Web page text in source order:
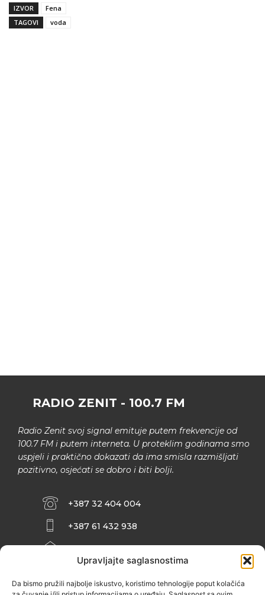
Upravljajte saglasnostima
Da bismo pružili najbolje iskustvo, koristimo tehnologije poput kolačića
IZVOR
Fena
TAGOVI
voda
RADIO ZENIT - 100.7 FM
Radio Zenit svoj signal emituje putem frekvencije od
100.7 FM i putem interneta. U proteklim godinama smo
uspjeli i praktično dokazati da ima smisla razmišljati
pozitivno, osjećati se dobro i biti bolji.
+387 32 404 004
+387 61 432 938
ZENIČANKA, 3. SPRAT), 72000 ZENICA